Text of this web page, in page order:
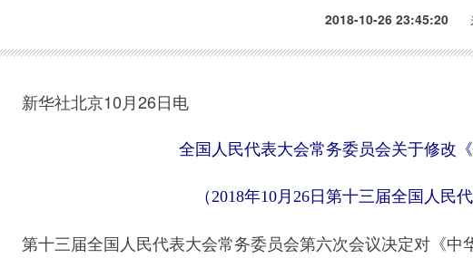
2018-10-26 23:45:20
新华社北京10月26日电
全国人民代表大会常务委员会关于修改
（2018年10月26日第十三届全国人民
第十三届全国人民代表大会常务委员会第六次会议决定对《中